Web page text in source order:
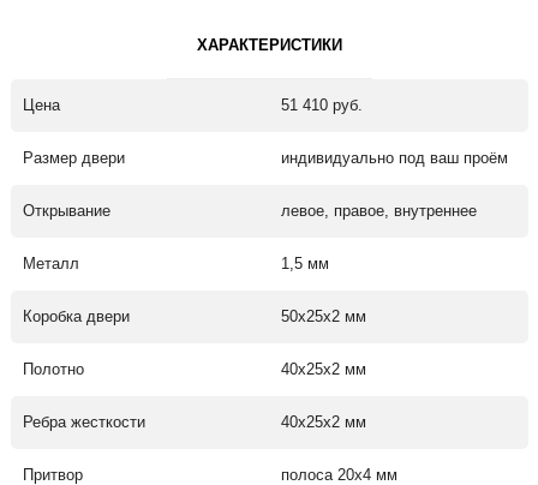
ХАРАКТЕРИСТИКИ
Цена 51 410 руб.
Размер двери индивидуально под ваш проём
Открывание левое, правое, внутреннее
Металл 1,5 мм
Коробка двери 50х25х2 мм
Полотно 40х25х2 мм
Ребра жесткости 40х25х2 мм
Притвор полоса 20х4 мм